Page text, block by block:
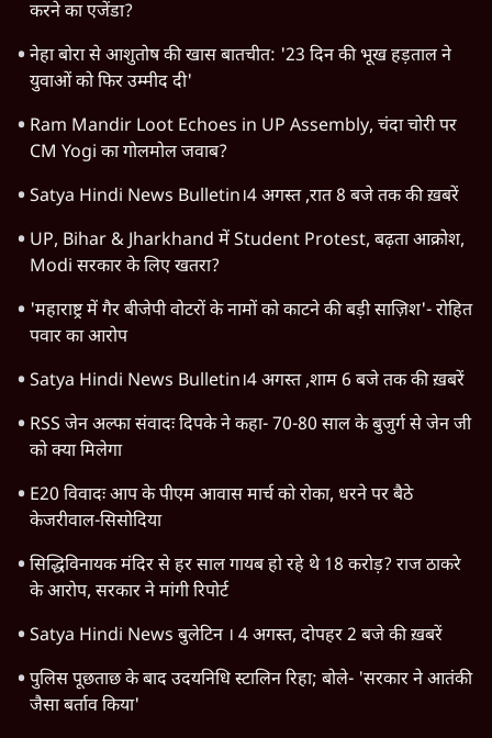
करने का एजेंडा?
नेहा बोरा से आशुतोष की खास बातचीत: '23 दिन की भूख हड़ताल ने
युवाओं को फिर उम्मीद दी'
Ram Mandir Loot Echoes in UP Assembly, चंदा चोरी पर
CM Yogi का गोलमोल जवाब?
Satya Hindi News Bulletin।4 अगस्त ,रात 8 बजे तक की ख़बरें
UP, Bihar & Jharkhand में Student Protest, बढ़ता आक्रोश,
Modi सरकार के लिए खतरा?
'महाराष्ट्र में गैर बीजेपी वोटरों के नामों को काटने की बड़ी साज़िश'- रोहित
पवार का आरोप
Satya Hindi News Bulletin।4 अगस्त ,शाम 6 बजे तक की ख़बरें
RSS जेन अल्फा संवादः दिपके ने कहा- 70-80 साल के बुजुर्ग से जेन जी
को क्या मिलेगा
E20 विवादः आप के पीएम आवास मार्च को रोका, धरने पर बैठे
केजरीवाल-सिसोदिया
सिद्धिविनायक मंदिर से हर साल गायब हो रहे थे 18 करोड़? राज ठाकरे
के आरोप, सरकार ने मांगी रिपोर्ट
Satya Hindi News बुलेटिन । 4 अगस्त, दोपहर 2 बजे की ख़बरें
पुलिस पूछताछ के बाद उदयनिधि स्टालिन रिहा; बोले- 'सरकार ने आतंकी
जैसा बर्ताव किया'